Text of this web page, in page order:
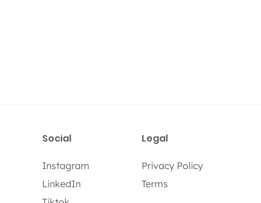
Social
Instagram
LinkedIn
Legal
Privacy Policy
Terms